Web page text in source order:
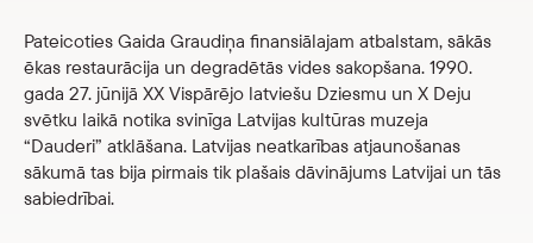
Pateicoties Gaida Graudiņa finansiālajam atbalstam, sākās
ēkas restaurācija un degradētās vides sakopšana. 1990.
gada 27. jūnijā XX Vispārējo latviešu Dziesmu un X Deju
svētku laikā notika svinīga Latvijas kultūras muzeja
“Dauderi” atklāšana. Latvijas neatkarības atjaunošanas
sākumā tas bija pirmais tik plašais dāvinājums Latvijai un tās
sabiedrībai.